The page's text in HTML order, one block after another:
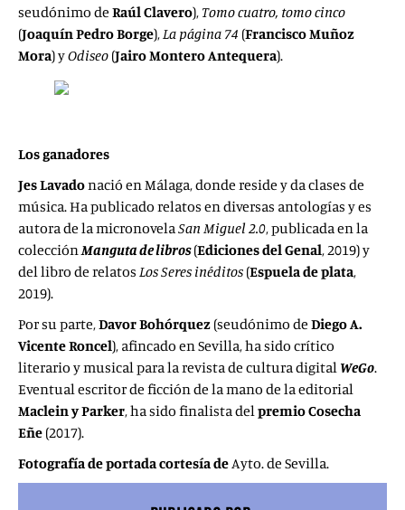
seudónimo de Raúl Clavero), Tomo cuatro, tomo cinco
(Joaquín Pedro Borge),La página 74 (Francisco Muñoz
Mora) yOdiseo (Jairo Montero Antequera).
Los ganadores
Jes Lavadonació en Málaga, donde reside y da clases de
música. Ha publicado relatos en diversas antologías y es
autora de la micronovelaSan Miguel 2.0, publicada en la
colecciónManguta de libros(Ediciones del Genal, 2019) y
del libro de relatos Los Seres inéditos (Espuela de plata,
2019).
Por su parte,Davor Bohórquez (seudónimo de Diego A.
Vicente Roncel), afincado en Sevilla, ha sido crítico
literario y musical para la revista de cultura digital WeGo.
Eventual escritor de ficción de la mano de la editorial
MacleinyParker, ha sido finalista delpremio Cosecha
Eñe (2017).
Fotografía de portada cortesía deAyto. de Sevilla.